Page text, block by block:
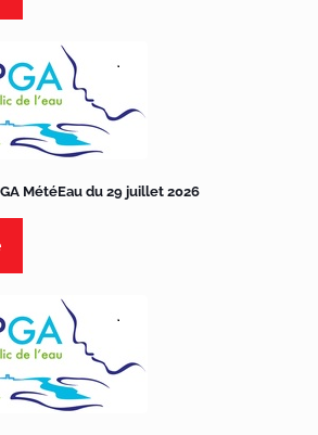
MétéEau du 29 juillet 2026